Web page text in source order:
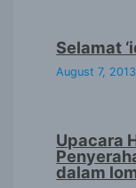
Selamat
August 7, 2013
Upacara
dalam